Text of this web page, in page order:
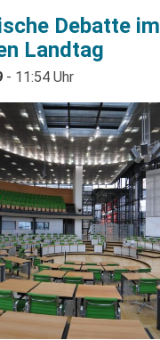
Debatte im
Landtag
- 11:54 Uhr